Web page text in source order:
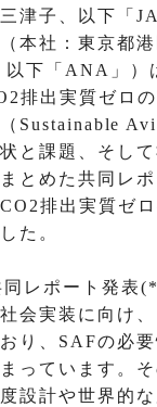
津子、以下「
本社：東京都
以下「ANA」）
排出実質ゼロ
Sustainable
と課題、そし
とめた共同レ
排出実質ゼ
た。
レポート発表
会実装に向け、
り、SAFの必
っています。
設計や世界的